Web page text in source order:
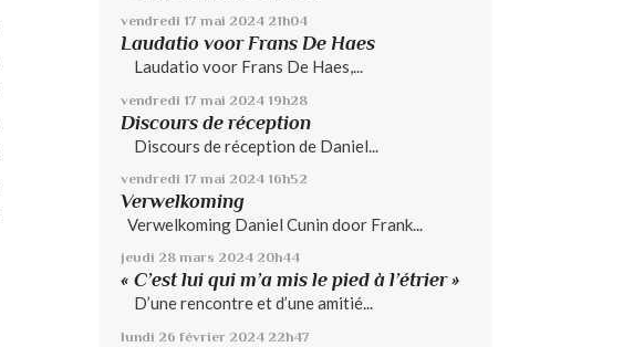
vendredi 17 mai 2024 21h04
Laudatio voor Frans De Haes
Laudatio voor Frans De Haes,...
vendredi 17 mai 2024 19h28
Discours de réception
Discours de réception de Daniel...
vendredi 17 mai 2024 16h52
Verwelkoming
Verwelkoming Daniel Cunin door Frank...
jeudi 28 mars 2024 20h44
« C’est lui qui m’a mis le pied à l’étrier »
D’une rencontre et d’une amitié...
lundi 26 février 2024 22h47